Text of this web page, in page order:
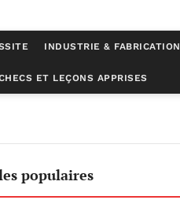
INDUSTRIE & FABRICATION
ET LEÇONS APPRISES
populaires